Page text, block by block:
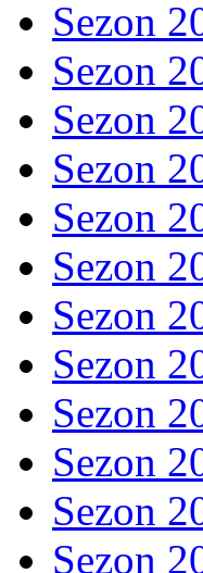
Sezon
Sezon
Sezon
Sezon
Sezon
Sezon
Sezon
Sezon
Sezon
Sezon
Sezon
Sezon